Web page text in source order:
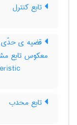
تابع کنترل
قضیه ی
معکوس تابع
تابع محدب